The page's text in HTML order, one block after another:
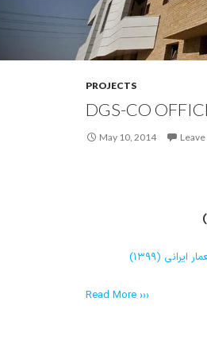
PROJECTS
DGS-CO
May 10, 2014
(۱۳۹۹)
Read More ›››